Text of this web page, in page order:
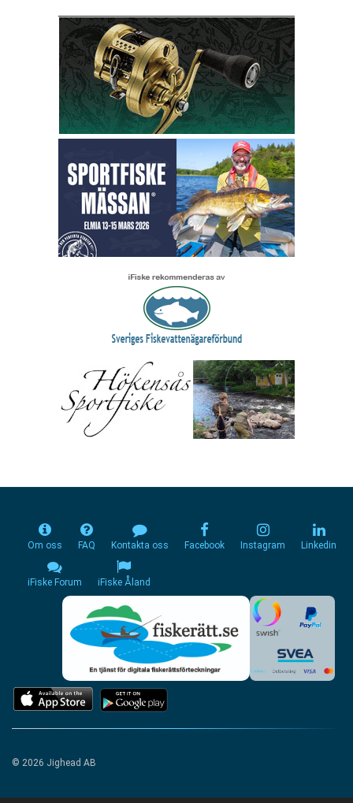
Om oss FAQ Kontakta oss Facebook Instagram Linkedin
iFiske Forum iFiske Åland
© 2026 Jighead AB